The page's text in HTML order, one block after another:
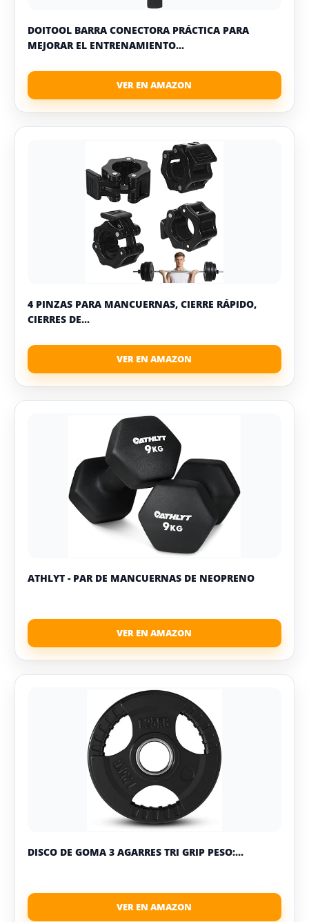
DOITOOL BARRA CONECTORA PRÁCTICA PARA
MEJORAR EL ENTRENAMIENTO...
4 PINZAS PARA MANCUERNAS, CIERRE RÁPIDO,
CIERRES DE...
ATHLYT - PAR DE MANCUERNAS DE NEOPRENO
DISCO DE GOMA 3 AGARRES TRI GRIP PESO:...